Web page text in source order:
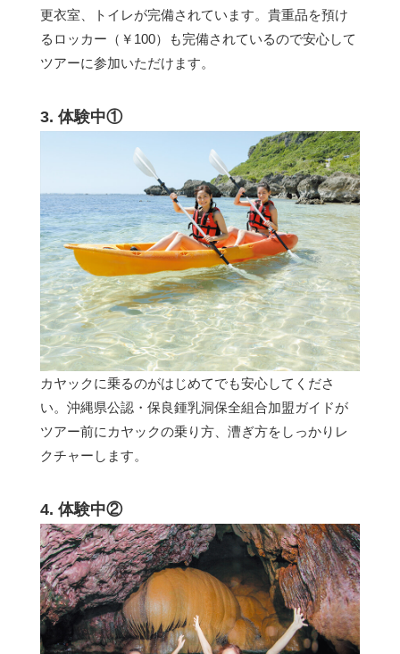
更衣室、トイレが完備されています。貴重品を預け
るロッカー（￥100）も完備されているので安心して
ツアーに参加いただけます。
3. 体験中①
カヤックに乗るのがはじめてでも安心してくださ
い。沖縄県公認・保良鍾乳洞保全組合加盟ガイドが
ツアー前にカヤックの乗り方、漕ぎ方をしっかりレ
クチャーします。
4. 体験中②